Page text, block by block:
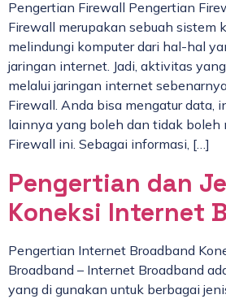
Pengertian Firewall Pengertian
Firewall merupakan sebuah sistem
melindungi komputer dari hal-hal
jaringan internet. Jadi, aktivitas
melalui jaringan internet
Firewall. Anda bisa mengatur data,
lainnya yang boleh dan tidak boleh
Firewall ini. Sebagai informasi, […]
Pengertian dan
Koneksi Internet
Pengertian Internet Broadband
Broadband – Internet Broadband
yang di gunakan untuk berbagai